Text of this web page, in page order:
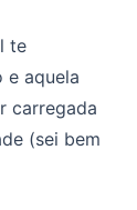
te
e aquela
carregada
(sei bem